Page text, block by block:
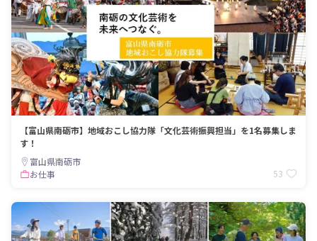
【富山県南砺市】地域おこし協力隊「文化芸術振興担当」を1名募集しま
す！
富山県南砺市
お仕事
53